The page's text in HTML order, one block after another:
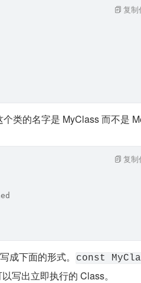
复制
类的名字是 MyClass 而不是
复制
成下面的形式。
const
写出立即执行的 Class。